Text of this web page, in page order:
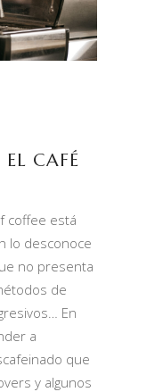
EL CAFÉ
coffee está
lo desconoce
no presenta
de
En
a
que
y algunos